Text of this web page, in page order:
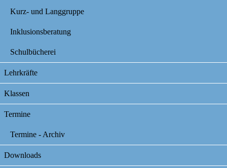
Kurz- und Langgruppe
Inklusionsberatung
Schulbücherei
Lehrkräfte
Klassen
Termine
Termine - Archiv
Downloads